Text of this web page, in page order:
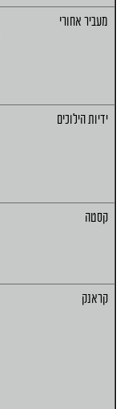
מעביר אחורי
ידיות הילוכים
קסטה
קראנק